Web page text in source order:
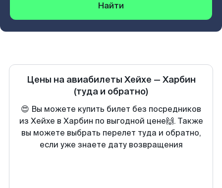
Найти
Цены на авиабилеты Хейхе — Харбин
(туда и обратно)
😍 Вы можете купить билет без посредников
из Хейхе в Харбин по выгодной цене🙌. Также
вы можете выбрать перелет туда и обратно,
если уже знаете дату возвращения